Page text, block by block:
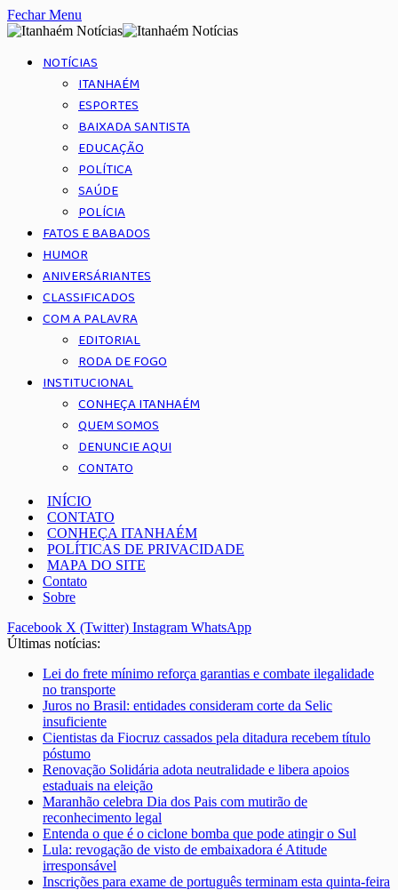
Fechar Menu
NOTÍCIAS
ITANHAÉM
ESPORTES
BAIXADA SANTISTA
EDUCAÇÃO
POLÍTICA
SAÚDE
POLÍCIA
FATOS E BABADOS
HUMOR
ANIVERSÁRIANTES
CLASSIFICADOS
COM A PALAVRA
EDITORIAL
RODA DE FOGO
INSTITUCIONAL
CONHEÇA ITANHAÉM
QUEM SOMOS
DENUNCIE AQUI
CONTATO
INÍCIO
CONTATO
CONHEÇA ITANHAÉM
POLÍTICAS DE PRIVACIDADE
MAPA DO SITE
Contato
Sobre
Facebook X (Twitter) Instagram WhatsApp
Últimas notícias:
Lei do frete mínimo reforça garantias e combate ilegalidade
no transporte
Juros no Brasil: entidades consideram corte da Selic
insuficiente
Cientistas da Fiocruz cassados pela ditadura recebem título
póstumo
Renovação Solidária adota neutralidade e libera apoios
estaduais na eleição
Maranhão celebra Dia dos Pais com mutirão de
reconhecimento legal
Entenda o que é o ciclone bomba que pode atingir o Sul
Lula: revogação de visto de embaixadora é Atitude
irresponsável
Inscrições para exame de português terminam esta quinta-feira